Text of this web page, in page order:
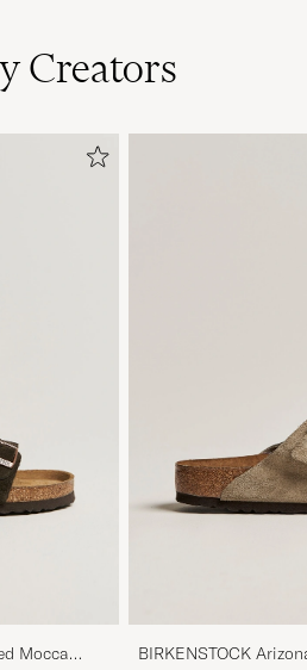
Creators
Mocca
BIRKENSTOCK